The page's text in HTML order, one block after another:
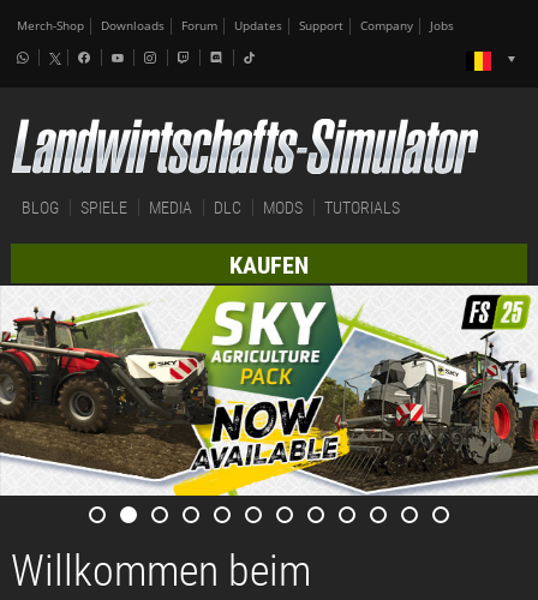
Merch-Shop Downloads Forum Updates Support Company Jobs
BLOG SPIELE MEDIA DLC MODS TUTORIALS
KAUFEN
Willkommen beim